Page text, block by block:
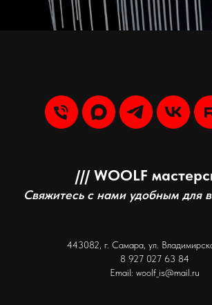
/// WOOLF
Свяжитесь с нами удобным для
443082, г. Самара, ул.
8 927 027 63 84
Email: woolf_is@mail.ru